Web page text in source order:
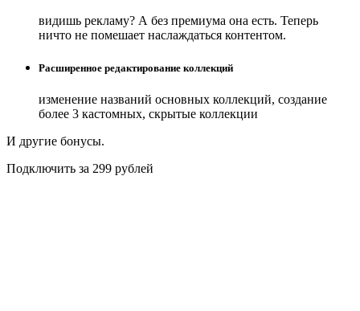
видишь рекламу? А без премиума она есть. Теперь
ничто не помешает наслаждаться контентом.
Расширенное редактирование коллекций
изменение названий основных коллекций, создание
более 3 кастомных, скрытые коллекции
И другие бонусы.
Подключить за 299 рублей